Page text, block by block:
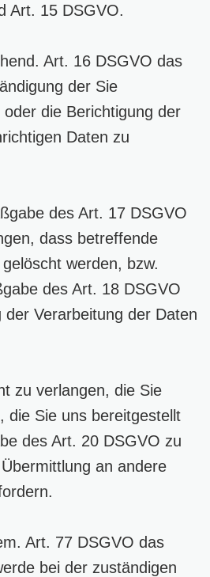
Art. 15 DSGVO.
Art. 16 DSGVO das
der Sie
die Berichtigung der
Daten zu
des Art. 17 DSGVO
dass betreffende
werden, bzw.
des Art. 18 DSGVO
der Verarbeitung der Daten
zu verlangen, die Sie
die Sie uns bereitgestellt
des Art. 20 DSGVO zu
an andere
Art. 77 DSGVO das
bei der zuständigen